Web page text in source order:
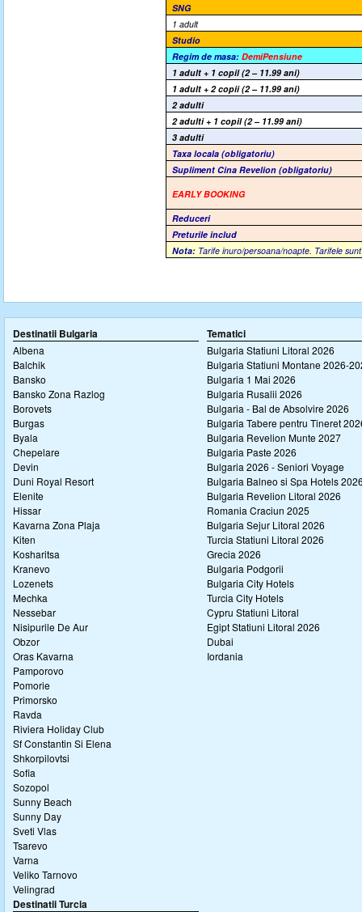
SNG
1 adult
Studio
Regim de masa:DemiPensiune
1 adult + 1 copil (2 – 11.99 ani)
1 adult + 2 copii (2 – 11.99 ani)
2 adulti
2 adulti + 1 copil (2 – 11.99 ani)
3 adulti
Taxa locala(obligatoriu)
Supliment Cina Revelion (obligatoriu)
EARLY BOOKING
Reduceri
Preturile includ
Nota: Tarife inuro/persoana/noapte. Tarifele
Destinatii Bulgaria
Albena
Balchik
Bansko
Bansko Zona Razlog
Borovets
Burgas
Byala
Chepelare
Devin
Duni Royal Resort
Elenite
Hissar
Kavarna Zona Plaja
Kiten
Kosharitsa
Kranevo
Lozenets
Mechka
Nessebar
Nisipurile De Aur
Obzor
Oras Kavarna
Pamporovo
Pomorie
Primorsko
Ravda
Riviera Holiday Club
Sf Constantin Si Elena
Shkorpilovtsi
Sofia
Sozopol
Sunny Beach
Sunny Day
Sveti Vlas
Tsarevo
Varna
Veliko Tarnovo
Velingrad
Destinatii Turcia
Tematici
Bulgaria Statiuni Litoral 2026
Bulgaria Statiuni Montane 2026-
Bulgaria 1 Mai 2026
Bulgaria Rusalii 2026
Bulgaria - Bal de Absolvire 2026
Bulgaria Tabere pentru Tineret
Bulgaria Revelion Munte 2027
Bulgaria Paste 2026
Bulgaria 2026 - Seniori Voyage
Bulgaria Balneo si Spa Hotels
Bulgaria Revelion Litoral 2026
Romania Craciun 2025
Bulgaria Sejur Litoral 2026
Turcia Statiuni Litoral 2026
Grecia 2026
Bulgaria Podgorii
Bulgaria City Hotels
Turcia City Hotels
Cypru Statiuni Litoral
Egipt Statiuni Litoral 2026
Dubai
Iordania